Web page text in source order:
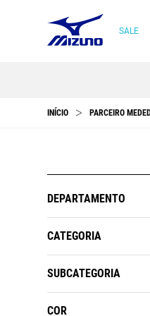
SALE
PARCEIRO
DEPARTAMENTO
MASCULINO
ESPORTES
CATEGORIA
ACESSÓRIOS
CALÇADOS
SUBCATEGORIA
COR